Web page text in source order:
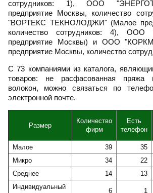
сотрудников: 1), ООО
предприятие Москвы, количество
"ВОРТЕКС ТЕКНОЛОДЖИ" (Малое
количество сотрудников: 4), ООО
предприятие Москвы) и ООО
предприятие Москвы, количество
С 73 компаниями из каталога,
товаров: не расфасованная пряжа
волокон, можно связаться по
электронной почте.
Размер
Количество
фирм
Есть
телефон
Малое
39 35
Микро
34 22
Среднее
14 13
Индивидуальный
6 1